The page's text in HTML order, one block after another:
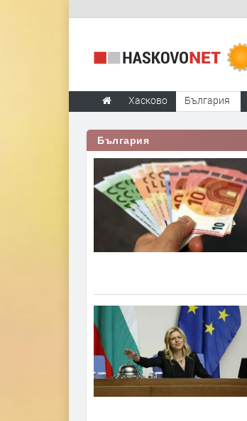
Хасково България
България